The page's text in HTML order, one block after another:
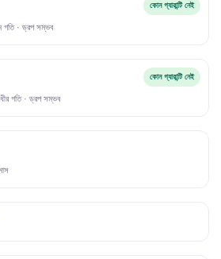
কোন গ্যারান্টি নেই
গতি · ড্রপ সম্ভব
কোন গ্যারান্টি নেই
ধীর গতি · ড্রপ সম্ভব